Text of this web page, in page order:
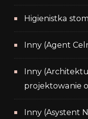
Higienistka
Inny (Agent
Inny
projektowanie
Inny (Asystent